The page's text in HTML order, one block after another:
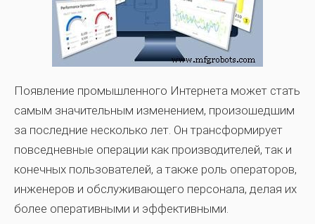
Появление промышленного Интернета может стать
самым значительным изменением, произошедшим
за последние несколько лет. Он трансформирует
повседневные операции как производителей, так и
конечных пользователей, а также роль операторов,
инженеров и обслуживающего персонала, делая их
более оперативными и эффективными.